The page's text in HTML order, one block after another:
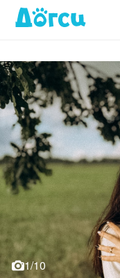
1/10